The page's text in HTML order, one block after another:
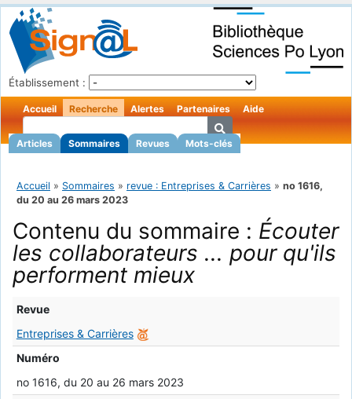
Établissement :
Accueil Recherche
Articles Sommaires Revues Mots-clés
Alertes Partenaires Aide
Accueil » Sommaires » revue : Entreprises & Carrières » no 1616,
du 20 au 26 mars 2023
Contenu du sommaire : Écouter
les collaborateurs ... pour qu'ils
performent mieux
Revue
Entreprises & Carrières
Numéro
no 1616, du 20 au 26 mars 2023